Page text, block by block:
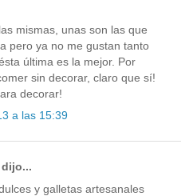
mismas, unas son las que
pero ya no me gustan tanto
última es la mejor. Por
sin decorar, claro que sí!
decorar!
a las 15:39
dijo...
y galletas artesanales